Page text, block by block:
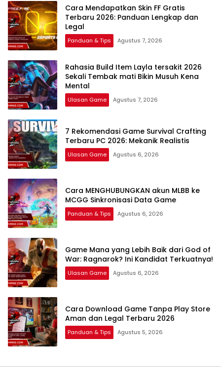
Cara Mendapatkan Skin FF Gratis
Terbaru 2026: Panduan Lengkap dan
Legal
Panduan & Tips Agustus 7, 2026
Rahasia Build Item Layla tersakit 2026
Sekali Tembak mati Bikin Musuh Kena
Mental
Ulasan Game Agustus 7, 2026
7 Rekomendasi Game Survival Crafting
Terbaru PC 2026: Mekanik Realistis
Ulasan Game Agustus 6, 2026
Cara MENGHUBUNGKAN akun MLBB ke
MCGG Sinkronisasi Data Game
Panduan & Tips Agustus 6, 2026
Game Mana yang Lebih Baik dari God of
War: Ragnarok? Ini Kandidat Terkuatnya!
Ulasan Game Agustus 6, 2026
Cara Download Game Tanpa Play Store
Aman dan Legal Terbaru 2026
Panduan & Tips Agustus 5, 2026